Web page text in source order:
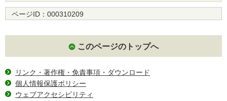
ページID： 000310209
このページのトップへ
リンク・著作権・免責事項・ダウンロード
個人情報保護ポリシー
ウェブアクセシビリティ